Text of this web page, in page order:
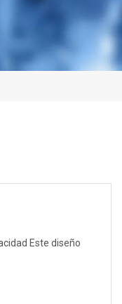
Este diseño